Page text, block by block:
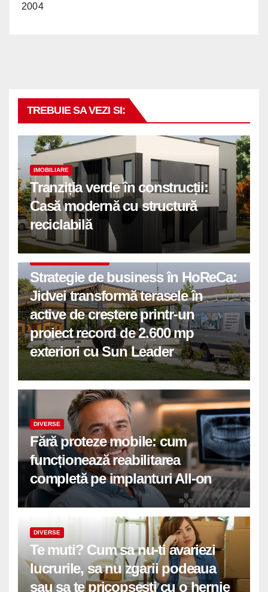
2004
TREBUIE SA VEZI SI:
IMOBILIARE
Tranziția verde în construcții:
Casă modernă cu structură
reciclabilă
Strategie de business în HoReCa:
Jidvei transformă terasele în
active de creștere printr-un
proiect record de 2.600 mp
exteriori cu Sun Leader
DIVERSE
Fără proteze mobile: cum
funcționează reabilitarea
completă pe implanturi All-on
DIVERSE
Te muti? Cum sa nu-ti avariezi
lucrurile, sa nu zgarii podeaua
sau sa te pricopsesti cu o hernie